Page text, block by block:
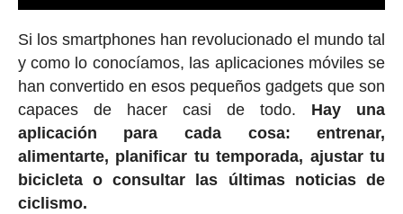
Si los smartphones han revolucionado el mundo tal
y como lo conocíamos, las aplicaciones móviles se
han convertido en esos pequeños gadgets que son
capaces de hacer casi de todo. Hay una
aplicación para cada cosa: entrenar,
alimentarte, planificar tu temporada, ajustar tu
bicicleta o consultar las últimas noticias de
ciclismo.